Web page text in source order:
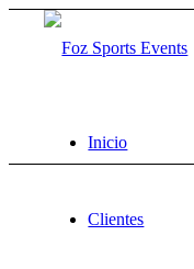
Inicio
Clientes